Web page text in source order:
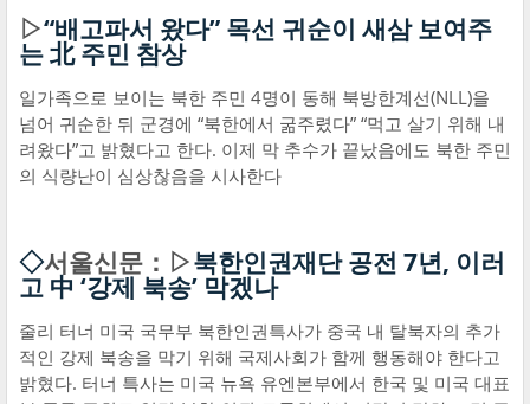
▷“배고파서 왔다” 목선 귀순이 새삼 보여주
는 北 주민 참상
일가족으로 보이는 북한 주민 4명이 동해 북방한계선(NLL)을
넘어 귀순한 뒤 군경에 “북한에서 굶주렸다” “먹고 살기 위해 내
려왔다”고 밝혔다고 한다. 이제 막 추수가 끝났음에도 북한 주민
의 식량난이 심상찮음을 시사한다
◇서울신문：▷북한인권재단 공전 7년, 이러
고 中 ‘강제 북송’ 막겠나
줄리 터너 미국 국무부 북한인권특사가 중국 내 탈북자의 추가
적인 강제 북송을 막기 위해 국제사회가 함께 행동해야 한다고
밝혔다. 터너 특사는 미국 뉴욕 유엔본부에서 한국 및 미국 대표